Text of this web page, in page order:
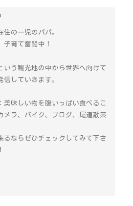
住の一児のパパ。
子育て奮闘中！
いう観光地の中から世界へ向けて
信していきます。
美味しい物を腹いっぱい食べるこ
メラ、バイク、ブログ、尾道散策
るならぜひチェックしてみて下さ